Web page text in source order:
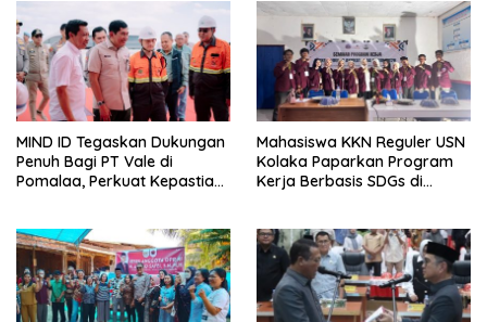
Kelurahan 19 November
Wundulako
Premanisme Industrial
MIND ID Tegaskan Dukungan
Penuh Bagi PT Vale di
Pomalaa, Perkuat Kepastian
Mahasiswa KKN Reguler USN
Kolaka Paparkan Program
Kerja Berbasis SDGs di